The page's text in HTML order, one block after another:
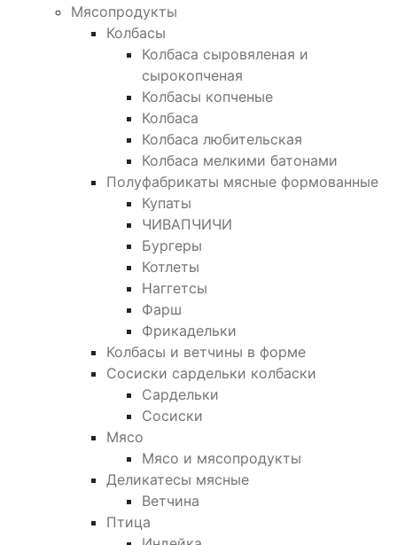
Мясопродукты
Колбасы
Колбаса сыровяленая и
сырокопченая
Колбасы копченые
Колбаса
Колбаса любительская
Колбаса мелкими батонами
Полуфабрикаты мясные формованные
Купаты
ЧИВАПЧИЧИ
Бургеры
Котлеты
Наггетсы
Фарш
Фрикадельки
Колбасы и ветчины в форме
Сосиски сардельки колбаски
Сардельки
Сосиски
Мясо
Мясо и мясопродукты
Деликатесы мясные
Ветчина
Птица